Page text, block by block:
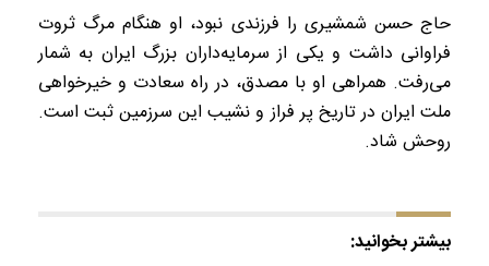
حاج حسن شمشیری را فرزندی نبود، او هنگام مرگ ثروت
فراوانی داشت و یکی از سرمایه‌داران بزرگ ایران به شمار
می‌رفت. همراهی او با مصدق، در راه سعادت و خیرخواهی
ملت ایران در تاریخ پر فراز و نشیب این سرزمین ثبت است.
روحش شاد.
بیشتر بخوانید: